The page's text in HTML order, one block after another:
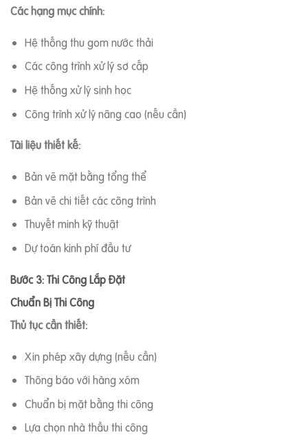
Các hạng mục chính:
Hệ thống thu gom nước thải
Các công trình xử lý sơ cấp
Hệ thống xử lý sinh học
Công trình xử lý nâng cao (nếu cần)
Tài liệu thiết kế:
Bản vẽ mặt bằng tổng thể
Bản vẽ chi tiết các công trình
Thuyết minh kỹ thuật
Dự toán kinh phí đầu tư
Bước 3: Thi Công Lắp Đặt
Chuẩn Bị Thi Công
Thủ tục cần thiết:
Xin phép xây dựng (nếu cần)
Thông báo với hàng xóm
Chuẩn bị mặt bằng thi công
Lựa chọn nhà thầu thi công